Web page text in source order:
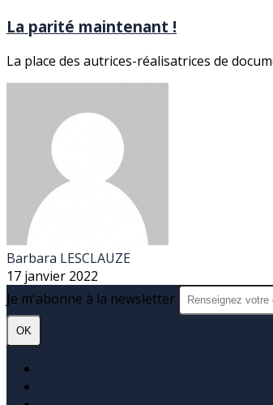
La parité maintenant !
La place des autrices-réalisatrices de
Barbara LESCLAUZE
17 janvier 2022
Je m'abonne à la newsletter
OK